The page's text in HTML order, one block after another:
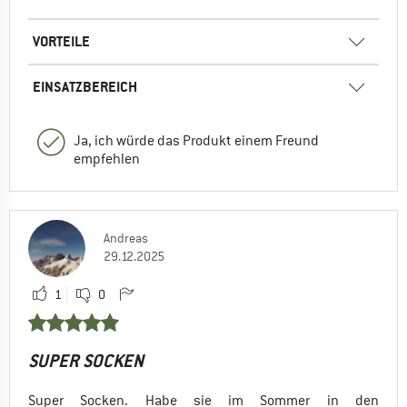
VORTEILE
EINSATZBEREICH
Ja, ich würde das Produkt einem Freund
empfehlen
Andreas
29.12.2025
1 0
SUPER SOCKEN
Super Socken. Habe sie im Sommer in den